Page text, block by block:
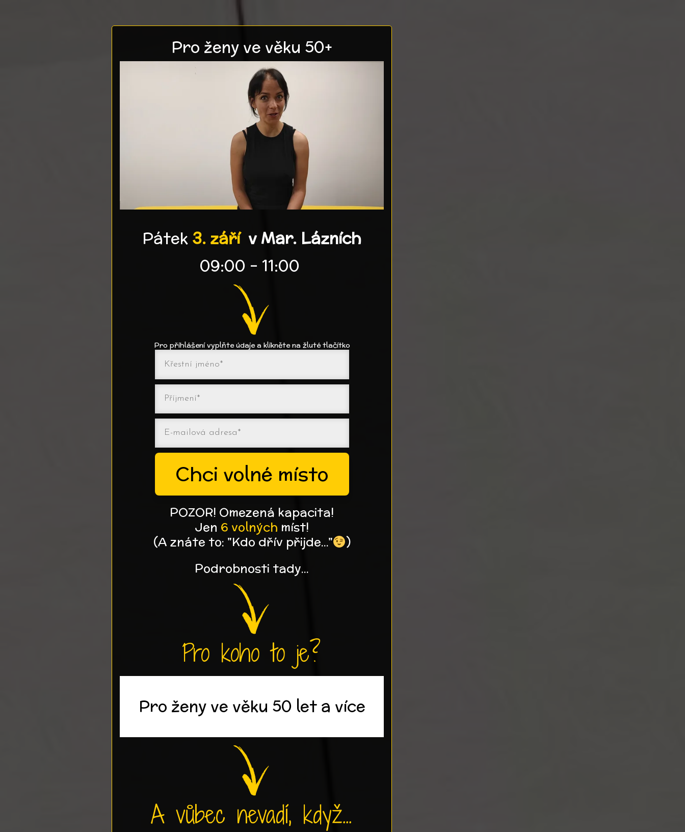
Pro ženy ve věku 50+
Pátek 3. září v Mar. Lázních
09:00 - 11:00
Pro přihlášení vyplňte údaje a klikněte na žluté tlačítko
Chci volné místo
POZOR! Omezená kapacita!
Jen 6 volných míst!
(A znáte to: "Kdo dřív přijde..."
)
Podrobnosti tady...
Pro koho to je?
Pro ženy ve věku 50 let a více
A vůbec nevadí, když...